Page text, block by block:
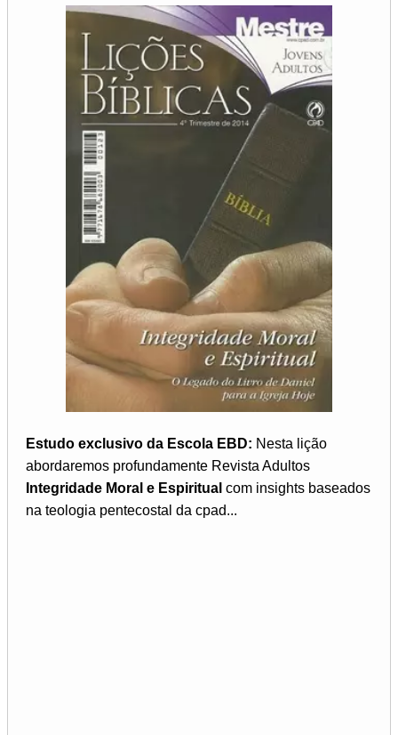
Estudo exclusivo da Escola EBD: Nesta lição
abordaremos profundamente Revista Adultos
Integridade Moral e Espiritual com insights baseados
na teologia pentecostal da cpad...